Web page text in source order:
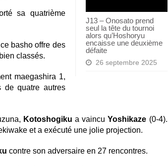
J13 – Onosato prend
seul la tête du tournoi
alors qu’Hoshoryu
encaisse une deuxième
défaite
26 septembre 2025
sa quatrième
basho offre des
classés.
maegashira 1,
de quatre autres
Kotoshogiku a vaincuYoshikaze (0-4).
et a exécuté une jolie projection.
contre son adversaire en 27 rencontres.